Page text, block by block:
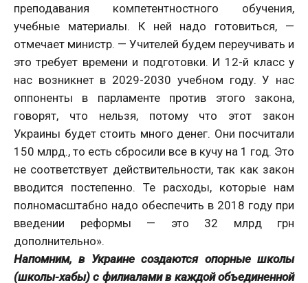
преподавания компетентностного обучения,
учебные материалы. К ней надо готовиться, —
отмечает министр. — Учителей будем переучивать и
это требует времени и подготовки. И 12-й класс у
нас возникнет в 2029-2030 учебном году. У нас
оппоненты в парламенте против этого закона,
говорят, что нельзя, потому что этот закон
Украины будет стоить много денег. Они посчитали
150 млрд., то есть сбросили все в кучу на 1 год. Это
не соответствует действительности, так как закон
вводится постепенно. Те расходы, которые нам
полномасштабно надо обеспечить в 2018 году при
введении реформы — это 32 млрд грн
дополнительно».
Напомним, в Украине создаются опорные школы
(школы-хабы) с филиалами в каждой объединенной